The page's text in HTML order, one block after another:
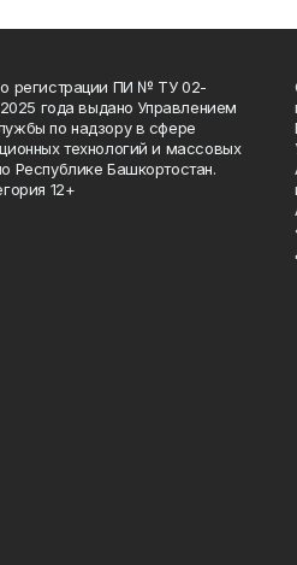
регистрации ПИ № ТУ 02-
года выдано Управлением
по надзору в сфере
технологий и массовых
Республике Башкортостан.
12+